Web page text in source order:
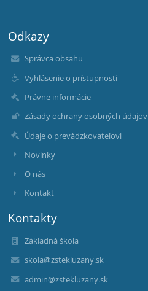
Odkazy
Správca obsahu
Vyhlásenie o prístupnosti
Právne informácie
Zásady ochrany osobných údajov
Údaje o prevádzkovateľovi
Novinky
O nás
Kontakt
Kontakty
Základná škola
skola@zstekluzany.sk
admin@zstekluzany.sk